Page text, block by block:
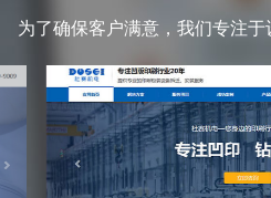
为了确保客户满意，我们专注